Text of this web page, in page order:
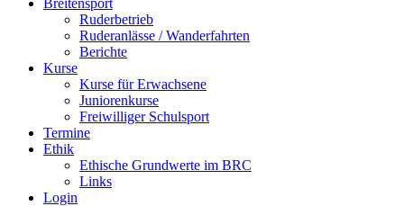
Breitensport
Ruderbetrieb
Ruderanlässe / Wanderfahrten
Berichte
Kurse
Kurse für Erwachsene
Juniorenkurse
Freiwilliger Schulsport
Termine
Ethik
Ethische Grundwerte im BRC
Links
Login